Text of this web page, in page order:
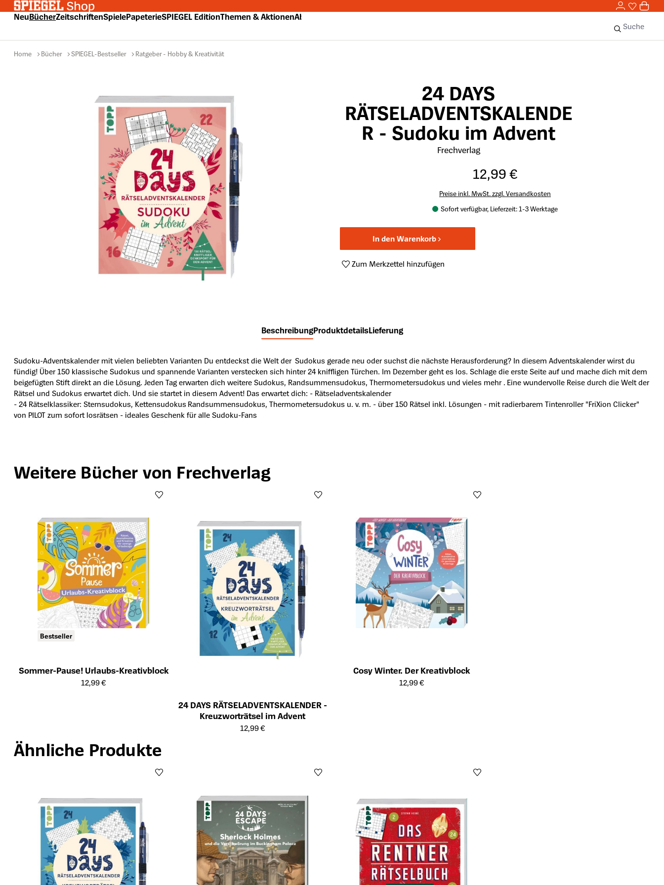
Hauptinhalt springen
Zur Suche springen
Zur Hauptnavigation springen 0,00
0
NeuBücherZeitschriftenSpielePapeterieSPIEGEL EditionThemen & AktionenAbo
Suche
Home Bücher SPIEGEL-Bestseller Ratgeber - Hobby & Kreativität
24 DAYS
RÄTSELADVENTSKALENDE
R - Sudoku im Advent
Frechverlag
12,99 €
Preise inkl. MwSt. zzgl. Versandkosten
Sofort verfügbar, Lieferzeit: 1-3 Werktage
In den Warenkorb
Zum Merkzettel hinzufügen
BeschreibungProduktdetailsLieferung
Sudoku-Adventskalender mit vielen beliebten Varianten Du entdeckst die Welt der Sudokus gerade neu oder suchst die nächste Herausforderung? In diesem Adventskalender wirst du
fündig! Über 150 klassische Sudokus und spannende Varianten verstecken sich hinter 24 kniffligen Türchen. Im Dezember geht es los. Schlage die erste Seite auf und mache dich mit dem
beigefügten Stift direkt an die Lösung. Jeden Tag erwarten dich weitere Sudokus, Randsummensudokus, Thermometersudokus und vieles mehr . Eine wundervolle Reise durch die Welt der
Rätsel und Sudokus erwartet dich. Und sie startet in diesem Advent! Das erwartet dich: - Rätseladventskalender
- 24 Rätselklassiker: Sternsudokus, Kettensudokus Randsummensudokus, Thermometersudokus u. v. m. - über 150 Rätsel inkl. Lösungen - mit radierbarem Tintenroller "FriXion Clicker"
von PILOT zum sofort losrätsen - ideales Geschenk für alle Sudoku-Fans
Produktgalerie überspringen
Weitere Bücher von Frechverlag
Bestseller
Sommer-Pause! Urlaubs-Kreativblock
Öffnet die Detailseite des Produkts
12,99 €
24 DAYS RÄTSELADVENTSKALENDER -
Kreuzworträtsel im Advent
Öffnet die Detailseite des Produkts
12,99 €
Cosy Winter. Der Kreativblock
Öffnet die Detailseite des Produkts
12,99 €
Ähnliche Produkte